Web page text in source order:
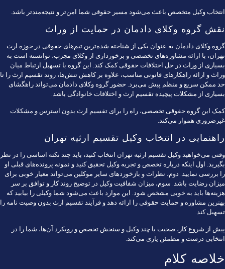
انتخاب وکیل متخصص باعث می‌شود مسیر حقوقی شما امن‌تر و نتیجه‌مندتر باشد.
نقش گروه وکلای دادمان در حمایت از وراث
گروه وکلای دادمان به عنوان یکی از شناخته شده‌ترین تیم‌های حقوقی در حوزه ارث
تهران، با ارائه مشاوره‌های تخصصی و برخورداری از وکلای مجرب، توانسته است به
بسیاری از وراث در حل اختلافات حقوقی کمک کند. این گروه با تسهیل ارتباط میان
وراث و ارائه راهکارهای قانونی مناسب، علاوه بر کاهش تنش‌ها، روند تقسیم ارث را تا
حد ممکن سریع و منظم پیش می‌برد. حضور گروه وکلای دادمان می‌تواند راهگشای
بسیاری از مشکلات پیچیده تقسیم ارث و اختلافات خانوادگی باشد.
کمک این گروه حقوقی تخصصی، راه را برای تقسیم ارث بدون استرس و مشکلات
غیرضروری هموار می‌کند.
راهنمایی در انتخاب وکیل تقسیم ارثیه تهران
وقتی می‌خواهید وکیل تقسیم ارثیه تهران انتخاب کنید، باید چند نکته اساسی را در نظر
بگیرید. اول اینکه درباره تخصص و تجربه وکیل تحقیق کنید و نمونه پرونده‌های قبلی او
را بررسی نمایید. دوم، نظرات و بازخوردهای سایر موکلین می‌تواند معیار خوبی برای
میزان رضایت باشد. سوم، میزان شفافیت وکیل در توضیح روند کار و توافق بر سر
هزینه‌ها باید به خوبی مشخص شود. این موارد باعث می‌شود شما وکیلی را بیابید که
بهترین مشاوره و حمایت حقوقی را ارائه دهد و فرآیند تقسیم ارث بدون وصیت نامه را
تسهیل کند.
پیش از شروع کار، صحبت با چند وکیل و سنجش تخصص و رویکرد آن‌ها، شما را در
انتخابی درست و مطمئن یاری می‌کند.
خلاصه کلام